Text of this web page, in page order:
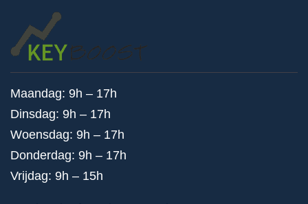
Maandag: 9h – 17h
Dinsdag: 9h – 17h
Woensdag: 9h – 17h
Donderdag: 9h – 17h
Vrijdag: 9h – 15h